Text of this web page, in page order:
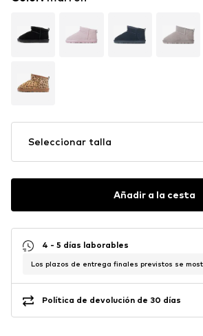
Seleccionar talla
Añadir a la cesta
4 - 5 días laborables
Los plazos de entrega finales previstos se
Política de devolución de 30 días